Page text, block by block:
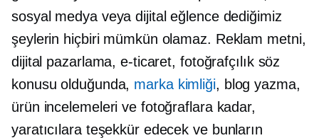
sosyal medya veya dijital eğlence dediğimiz
şeylerin hiçbiri mümkün olamaz. Reklam metni,
dijital pazarlama, e-ticaret, fotoğrafçılık söz
konusu olduğunda, marka kimliği, blog yazma,
ürün incelemeleri ve fotoğraflara kadar,
yaratıcılara teşekkür edecek ve bunların